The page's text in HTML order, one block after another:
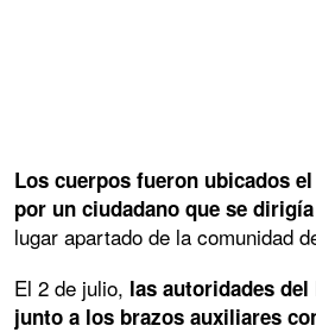
Los cuerpos fueron ubicados
por un ciudadano que se
lugar apartado de la comunidad
El 2 de julio, las autoridades
junto a los brazos auxiliares